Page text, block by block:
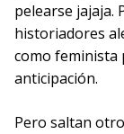
pelearse jajaja.
historiadores
como feminista
anticipación.
Pero saltan